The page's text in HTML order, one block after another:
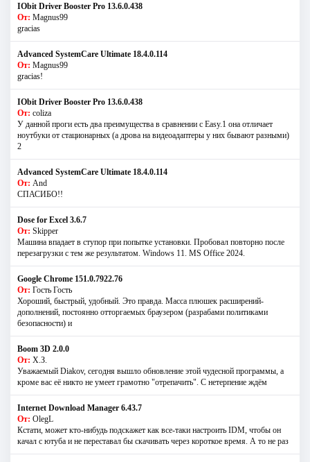
IObit Driver Booster Pro 13.6.0.438
От: Magnus99
gracias
Advanced SystemCare Ultimate 18.4.0.114
От: Magnus99
gracias!
IObit Driver Booster Pro 13.6.0.438
От: coliza
У данной проги есть два преимущества в сравнении с Easy.1 она отличает
ноутбуки от стационарных (а дрова на видеоадаптеры у них бывают разными)
2
Advanced SystemCare Ultimate 18.4.0.114
От: And
СПАСИБО!!
Dose for Excel 3.6.7
От: Skipper
Машина впадает в ступор при попытке установки. Пробовал повторно после
перезагрузки с тем же результатом. Windows 11. MS Offiсe 2024.
Google Chrome 151.0.7922.76
От: Гость Гость
Хороший, быстрый, удобный. Это правда. Масса плюшек расширений-
дополнений, постоянно отторгаемых браузером (разрабами политиками
безопасности) и
Boom 3D 2.0.0
От: Х.З.
Уважаемый Diakov, сегодня вышло обновление этой чудесной программы, а
кроме вас её никто не умеет грамотно "отрепачить". С нетерпение ждём
Internet Download Manager 6.43.7
От: OlegL
Кстати, может кто-нибудь подскажет как все-таки настроить IDM, чтобы он
качал с ютуба и не переставал бы скачивать через короткое время. А то не раз